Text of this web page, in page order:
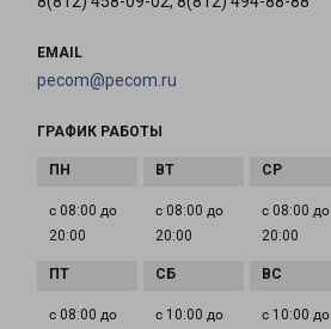
EMAIL
pecom@pecom.ru
ГРАФИК РАБОТЫ
с 08:00 до
20:00
с 08:00 до
20:00
с 08:00 до
20:00
с 08:00 до
с 10:00 до
с 10:00 до